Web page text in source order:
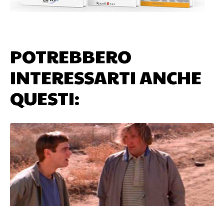
POTREBBERO
INTERESSARTI ANCHE
QUESTI: